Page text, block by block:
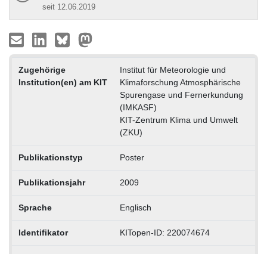
seit 12.06.2019
Zugehörige
Institution(en) am KIT
Institut für Meteorologie und
Klimaforschung Atmosphärische
Spurengase und Fernerkundung
(IMKASF)
KIT-Zentrum Klima und Umwelt
(ZKU)
Publikationstyp Poster
Publikationsjahr 2009
Sprache Englisch
Identifikator KITopen-ID: 220074674